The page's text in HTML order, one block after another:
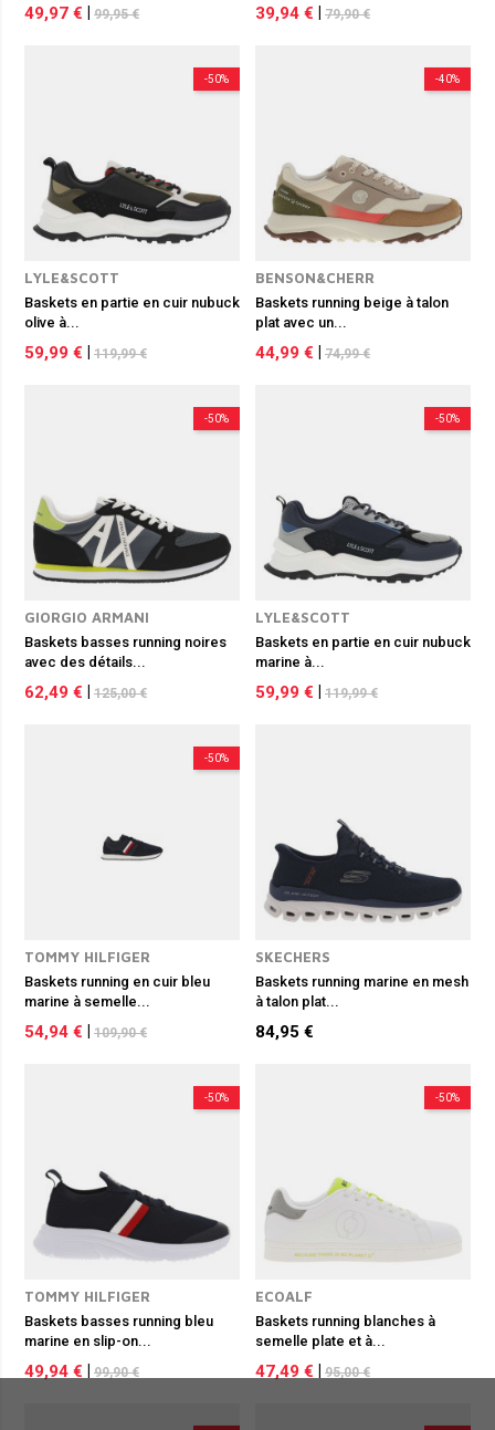
49,97 € 99,95 € 39,94 € 79,90 €
-50%
LYLE&SCOTT
Baskets en partie en cuir nubuck
olive à...
59,99 € 119,99 €
-40%
BENSON&CHERR
Baskets running beige à talon
plat avec un...
44,99 € 74,99 €
-50%
GIORGIO ARMANI
Baskets basses running noires
avec des détails...
62,49 € 125,00 €
-50%
LYLE&SCOTT
Baskets en partie en cuir nubuck
marine à...
59,99 € 119,99 €
-50%
TOMMY HILFIGER
Baskets running en cuir bleu
marine à semelle...
54,94 € 109,90 €
SKECHERS
Baskets running marine en mesh
à talon plat...
84,95 €
-50%
TOMMY HILFIGER
Baskets basses running bleu
marine en slip-on...
49,94 € 99,90 €
-50%
ECOALF
Baskets running blanches à
semelle plate et à...
47,49 € 95,00 €